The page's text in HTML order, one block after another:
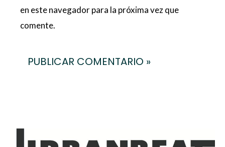
en este navegador para la próxima vez que
comente.